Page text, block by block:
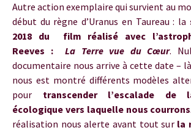
Autreaction exemplaire qui survient au
début du règne d’Uranus en Taureau : la
2018 du film réalisé avec
Reeves : La Terre vue du Cœur.
documentaire nous arrive à cette date –
nous est montré différents modèles
pour transcender l’escalade de
écologique vers laquelle nous courrons
réalisation nous alerte avant tout surla